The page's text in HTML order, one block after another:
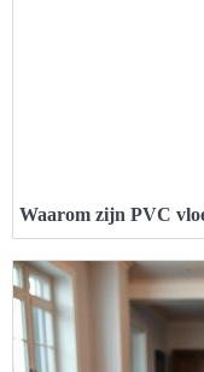
Waarom zijn PVC